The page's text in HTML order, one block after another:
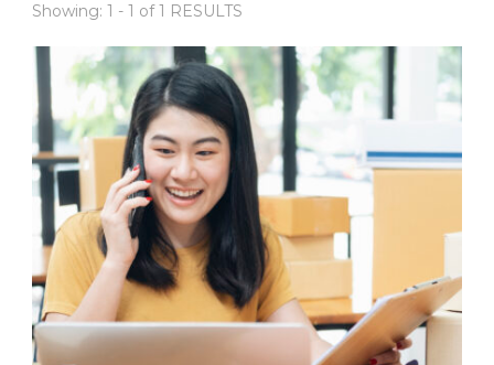
Showing: 1 - 1 of 1 RESULTS